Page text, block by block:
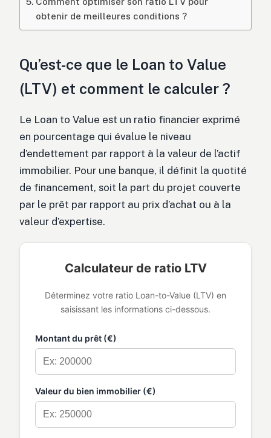
obtenir de meilleures conditions ?
Qu’est-ce que le Loan to Value
(LTV) et comment le calculer ?
Le Loan to Value est un ratio financier exprimé
en pourcentage qui évalue le niveau
d’endettement par rapport à la valeur de l’actif
immobilier. Pour une banque, il définit la quotité
de financement, soit la part du projet couverte
par le prêt par rapport au prix d’achat ou à la
valeur d’expertise.
Calculateur de ratio LTV
Déterminez votre ratio Loan-to-Value (LTV) en
saisissant les informations ci-dessous.
Montant du prêt (€)
Valeur du bien immobilier (€)